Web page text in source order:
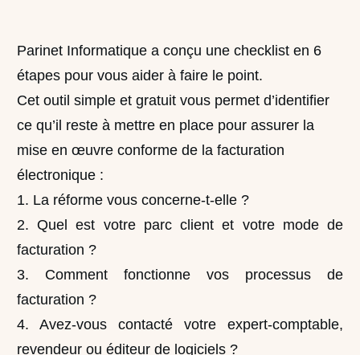
Parinet Informatique a conçu une checklist en 6
étapes pour vous aider à faire le point.
Cet outil simple et gratuit vous permet d’identifier
ce qu’il reste à mettre en place pour assurer la
mise en œuvre conforme de la facturation
électronique :
1. La réforme vous concerne-t-elle ?
2. Quel est votre parc client et votre mode de
facturation ?
3. Comment fonctionne vos processus de
facturation ?
4. Avez-vous contacté votre expert-comptable,
revendeur ou éditeur de logiciels ?